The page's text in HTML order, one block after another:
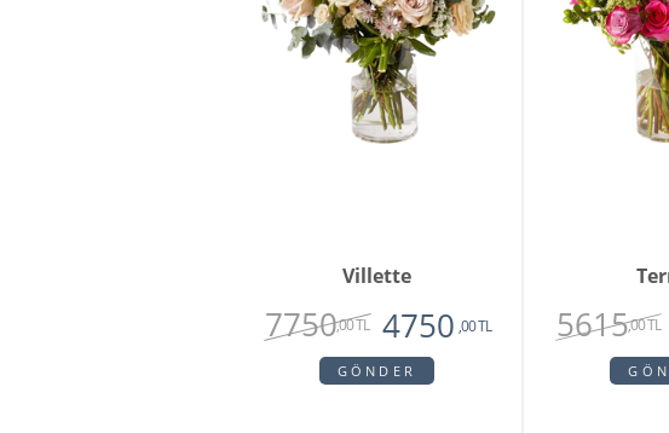
Villette
7750,00 TL 4750 ,00 TL
GÖNDER
5615,00 TL